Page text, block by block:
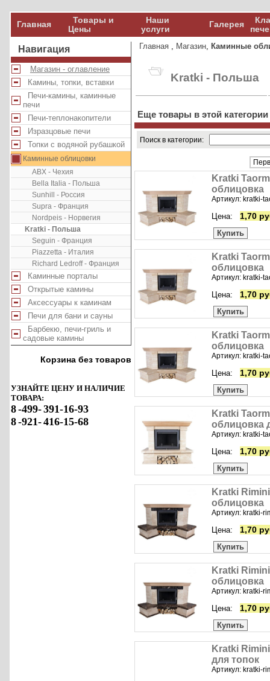
Главная
Товары и
Цены
Наши
услуги
Галерея
Навигация
Магазин - оглавление
Камины, топки, вставки
Печи-камины, каминные
печи
Печи-теплонакопители
Изразцовые печи
Топки с водяной рубашкой
Каминные облицовки
ABX - Чехия
Bella Italia - Польша
Sunhill - Россия
Supra - Франция
Nordpeis - Норвегия
Kratki - Польша
Seguin - Франция
Piazzetta - Италия
Richard Ledroff - Франция
Каминные порталы
Открытые камины
Аксессуары к каминам
Печи для бани и сауны
Барбекю, печи-гриль и
садовые камины
Корзина без товаров
УЗНАЙТЕ ЦЕНУ И НАЛИЧИЕ
ТОВАРА:
8-499-391-16-93
8-921-416-15-68
Главная , Магазин, Каминные
Kratki - Польша
Еще товары в этой категории
Поиск в категории:
Kratki
облицовка
Артикул: kratki-
Цена: 1,70
Купить
Kratki
облицовка
Артикул: kratki-
Цена: 1,70
Купить
Kratki
облицовка
Артикул: kratki-
Цена: 1,70
Купить
Kratki
облицовка
Артикул: kratki-
Цена: 1,70
Купить
Kratki
облицовка
Артикул: kratki-
Цена: 1,70
Купить
Kratki
облицовка
Артикул: kratki-
Цена: 1,70
Купить
Kratki
для топок
Артикул: kratki-